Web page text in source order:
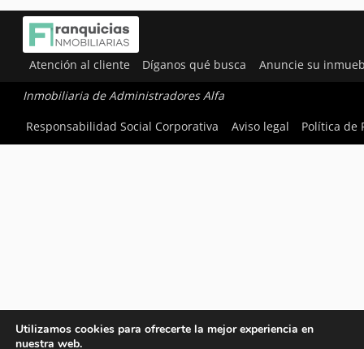
Atención al cliente Díganos qué busca Anuncie su
Inmobiliaria de Administradores Alfa
Responsabilidad Social Corporativa
Aviso legal Política de
Utilizamos cookies para ofrecerte la mejor experiencia en
nuestra web.